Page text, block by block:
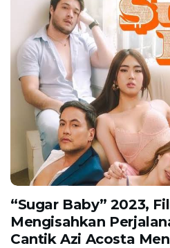
“Sugar Baby” 2023,
Mengisahkan
Cantik Azi Acosta